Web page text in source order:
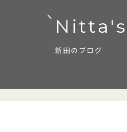
Nitta's
新田のブログ